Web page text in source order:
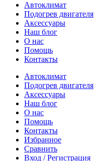
Автоклимат
Подогрев двигателя
Аксессуары
Наш блог
О нас
Помощь
Контакты
Автоклимат
Подогрев двигателя
Аксессуары
Наш блог
О нас
Помощь
Контакты
Избранное
Сравнить
Вход / Регистрация